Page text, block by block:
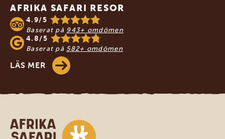
AFRIKA SAFARI RESOR
4.9/5
Baserat på 943+ omdömen
4.8/5
Baserat på 582+ omdömen
LÄS MER
Safari-resor i Afrika